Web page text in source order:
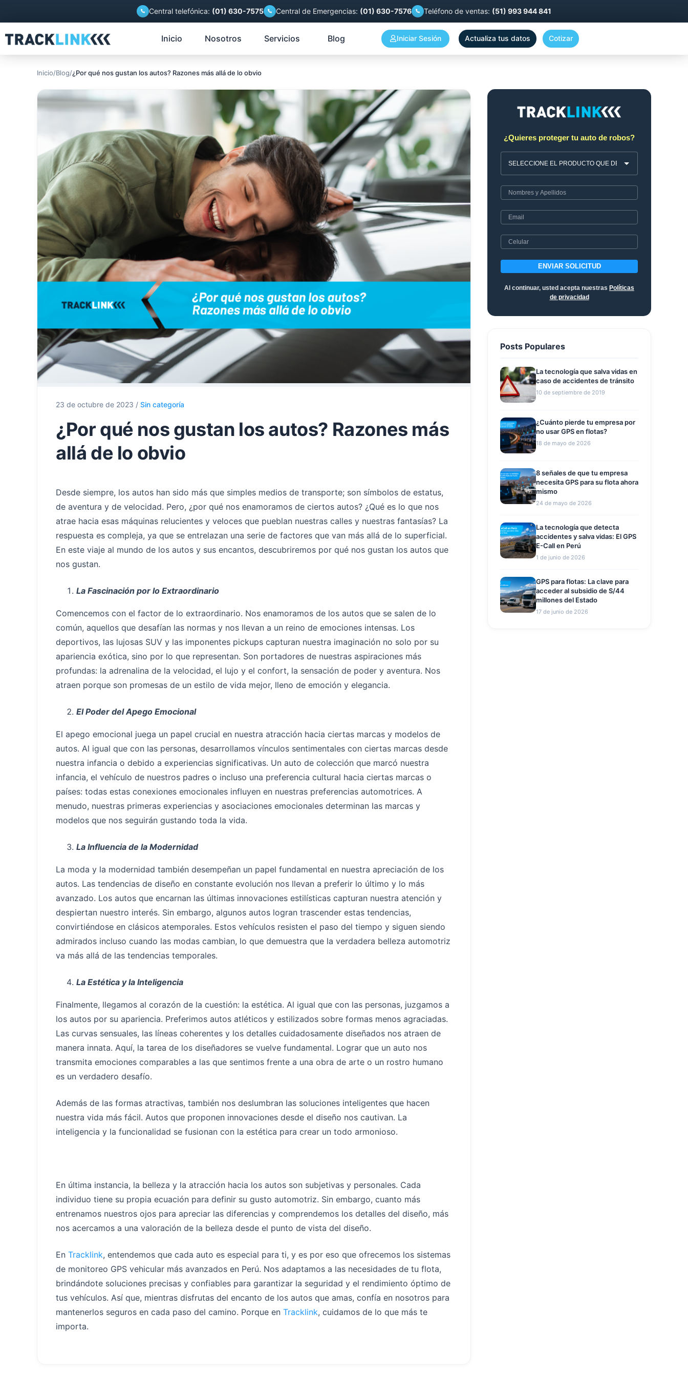
Central telefónica: (01) 630-7575 Central de Emergencias: (01) 630-7576 Teléfono de ventas: (51) 993 944 841
Inicio Nosotros Servicios Blog Iniciar Sesión Actualiza tus datos Cotizar
Inicio/Blog/¿Por qué nos gustan los autos? Razones más allá de lo obvio
23 de octubre de 2023 / Sin categoría
¿Por qué nos gustan los autos? Razones más
allá de lo obvio
Desde siempre, los autos han sido más que simples medios de transporte; son símbolos de estatus,
de aventura y de velocidad. Pero, ¿por qué nos enamoramos de ciertos autos? ¿Qué es lo que nos
atrae hacia esas máquinas relucientes y veloces que pueblan nuestras calles y nuestras fantasías? La
respuesta es compleja, ya que se entrelazan una serie de factores que van más allá de lo superficial.
En este viaje al mundo de los autos y sus encantos, descubriremos por qué nos gustan los autos que
nos gustan.
La Fascinación por lo Extraordinario
Comencemos con el factor de lo extraordinario. Nos enamoramos de los autos que se salen de lo
común, aquellos que desafían las normas y nos llevan a un reino de emociones intensas. Los
deportivos, las lujosas SUV y las imponentes pickups capturan nuestra imaginación no solo por su
apariencia exótica, sino por lo que representan. Son portadores de nuestras aspiraciones más
profundas: la adrenalina de la velocidad, el lujo y el confort, la sensación de poder y aventura. Nos
atraen porque son promesas de un estilo de vida mejor, lleno de emoción y elegancia.
El Poder del Apego Emocional
El apego emocional juega un papel crucial en nuestra atracción hacia ciertas marcas y modelos de
autos. Al igual que con las personas, desarrollamos vínculos sentimentales con ciertas marcas desde
nuestra infancia o debido a experiencias significativas. Un auto de colección que marcó nuestra
infancia, el vehículo de nuestros padres o incluso una preferencia cultural hacia ciertas marcas o
países: todas estas conexiones emocionales influyen en nuestras preferencias automotrices. A
menudo, nuestras primeras experiencias y asociaciones emocionales determinan las marcas y
modelos que nos seguirán gustando toda la vida.
La Influencia de la Modernidad
La moda y la modernidad también desempeñan un papel fundamental en nuestra apreciación de los
autos. Las tendencias de diseño en constante evolución nos llevan a preferir lo último y lo más
avanzado. Los autos que encarnan las últimas innovaciones estilísticas capturan nuestra atención y
despiertan nuestro interés. Sin embargo, algunos autos logran trascender estas tendencias,
convirtiéndose en clásicos atemporales. Estos vehículos resisten el paso del tiempo y siguen siendo
admirados incluso cuando las modas cambian, lo que demuestra que la verdadera belleza automotriz
va más allá de las tendencias temporales.
La Estética y la Inteligencia
Finalmente, llegamos al corazón de la cuestión: la estética. Al igual que con las personas, juzgamos a
los autos por su apariencia. Preferimos autos atléticos y estilizados sobre formas menos agraciadas.
Las curvas sensuales, las líneas coherentes y los detalles cuidadosamente diseñados nos atraen de
manera innata. Aquí, la tarea de los diseñadores se vuelve fundamental. Lograr que un auto nos
transmita emociones comparables a las que sentimos frente a una obra de arte o un rostro humano
es un verdadero desafío.
Además de las formas atractivas, también nos deslumbran las soluciones inteligentes que hacen
nuestra vida más fácil. Autos que proponen innovaciones desde el diseño nos cautivan. La
inteligencia y la funcionalidad se fusionan con la estética para crear un todo armonioso.
En última instancia, la belleza y la atracción hacia los autos son subjetivas y personales. Cada
individuo tiene su propia ecuación para definir su gusto automotriz. Sin embargo, cuanto más
entrenamos nuestros ojos para apreciar las diferencias y comprendemos los detalles del diseño, más
nos acercamos a una valoración de la belleza desde el punto de vista del diseño.
En Tracklink, entendemos que cada auto es especial para ti, y es por eso que ofrecemos los sistemas
de monitoreo GPS vehicular más avanzados en Perú. Nos adaptamos a las necesidades de tu flota,
brindándote soluciones precisas y confiables para garantizar la seguridad y el rendimiento óptimo de
tus vehículos. Así que, mientras disfrutas del encanto de los autos que amas, confía en nosotros para
mantenerlos seguros en cada paso del camino. Porque en Tracklink, cuidamos de lo que más te
importa.
¿Quieres proteger tu auto de robos?
ENVIAR SOLICITUD
Al continuar, usted acepta nuestras Políticas
de privacidad
Posts Populares
La tecnología que salva vidas en
caso de accidentes de tránsito
10 de septiembre de 2019
¿Cuánto pierde tu empresa por
no usar GPS en flotas?
18 de mayo de 2026
8 señales de que tu empresa
necesita GPS para su flota ahora
mismo
24 de mayo de 2026
La tecnología que detecta
accidentes y salva vidas: El GPS
E-Call en Perú
1 de junio de 2026
GPS para flotas: La clave para
acceder al subsidio de S/44
millones del Estado
17 de junio de 2026